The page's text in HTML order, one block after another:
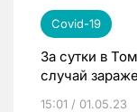
Covid-19
За сутки в
случай
15:01 / 01.05.23